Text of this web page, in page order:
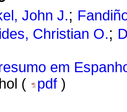
John J.;
Christian O.;
em
(
pdf )